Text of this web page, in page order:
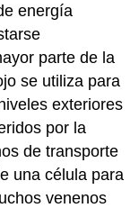
energía
parte de la
se utiliza para
exteriores
por la
de transporte
una célula para
venenos